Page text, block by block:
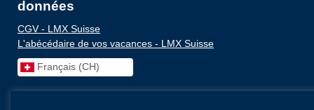
données
CGV - LMX Suisse
L'abécédaire de vos vacances - LMX Suisse
Français (CH)